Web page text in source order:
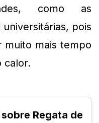
como as
pois
mais tempo
calor.
Regata de